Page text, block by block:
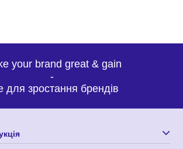
your brand great & gain
-
для зростання брендів